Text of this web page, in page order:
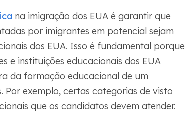
na imigração dos EUA é garantir que
por imigrantes em potencial sejam
dos EUA. Isso é fundamental porque
e instituições educacionais dos EUA
da formação educacional de um
exemplo, certas categorias de visto
que os candidatos devem atender.